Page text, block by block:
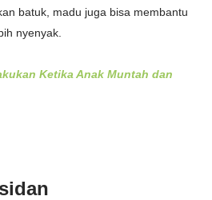
batuk, madu juga bisa membantu
nyenyak.
Ketika Anak Muntah dan